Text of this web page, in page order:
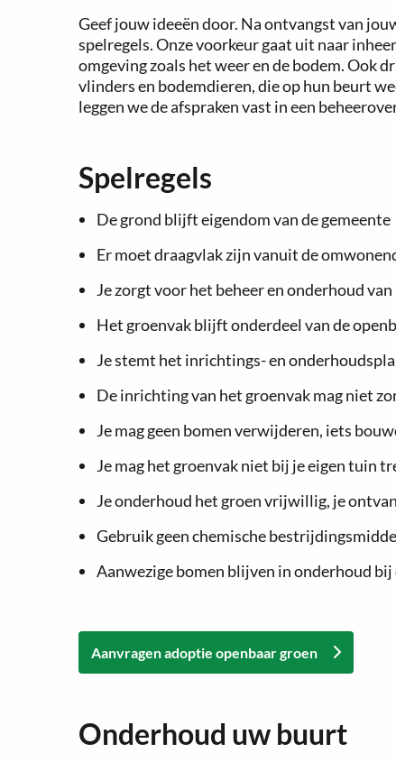
Geef jouw ideeën door. Na ontvangst van
spelregels. Onze voorkeur gaat uit naar
omgeving zoals het weer en de bodem. Ook
vlinders en bodemdieren, die op hun beurt
leggen we de afspraken vast in een
Spelregels
De grond blijft eigendom van de gemeente
Er moet draagvlak zijn vanuit de
Je zorgt voor het beheer en onderhoud
Het groenvak blijft onderdeel van de
Je stemt het inrichtings- en
De inrichting van het groenvak mag niet
Je mag geen bomen verwijderen, iets
Je mag het groenvak niet bij je eigen tuin
Je onderhoud het groen vrijwillig, je
Gebruik geen chemische
Aanwezige bomen blijven in onderhoud bij
Aanvragen adoptie openbaar groen
Onderhoud uw buurt